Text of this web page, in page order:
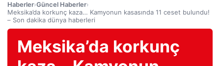
Haberler›Güncel Haberler›
Meksika’da korkunç kaza… Kamyonun kasasında 11 ceset bulundu!
– Son dakika dünya haberleri
Meksika’da korkunç